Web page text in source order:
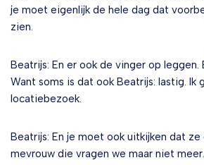
je moet eigenlijk de hele dag dat
zien.
Beatrijs: En er ook de vinger op leggen.
Want soms is dat ook Beatrijs: lastig. Ik
locatiebezoek.
Beatrijs: En je moet ook uitkijken dat ze
mevrouw die vragen we maar niet